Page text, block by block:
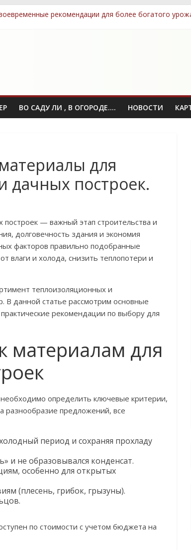
рекомендации для более богатого
ВО САДУ ЛИ , В ОГОРОДЕ…. НОВОСТИ
для
дачных построек.
— важный этап строительства и
долговечность здания и экономия
факторов правильно подобранные
влаги и холода, снизить теплопотери и
теплоизоляционных и
В данной статье рассмотрим основные
рекомендации по выбору для
материалам для
определить ключевые критерии,
разнообразие предложений, все
период и сохраняя прохладу
и не образовывался конденсат.
особенно для открытых
(плесень, грибок, грызуны).
по стоимости с учетом бюджета на